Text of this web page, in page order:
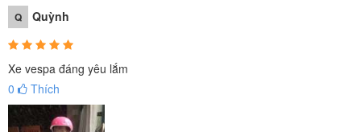
Q Quỳnh
Xe vespa đáng yêu lắm
0
Thích